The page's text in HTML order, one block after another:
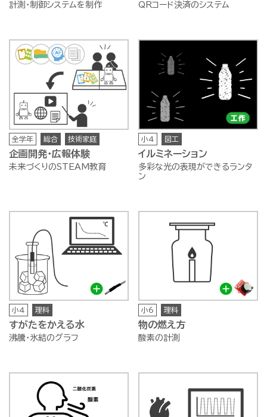
計測・制御システムを制作 QRコード決済のシステム
全学年 総合 技術家庭
企画開発・広報体験
未来づくりのSTEAM教育
小4 図工
イルミネーション
多彩な光の表現ができるランタ
ン
小4 理科
すがたをかえる水
沸騰・氷結のグラフ
小6 理科
物の燃え方
酸素の計測